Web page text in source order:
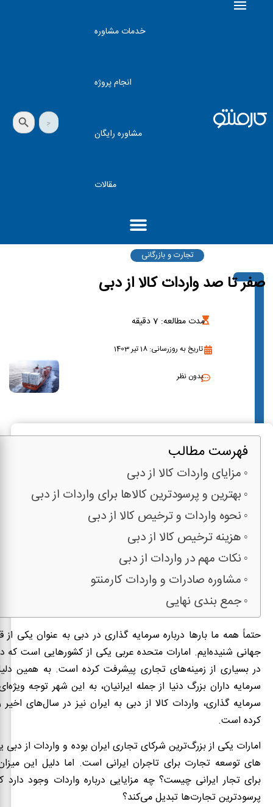
خدمات مشاوره
انجام پروژه
مشاوره رایگان
مقالات
جستجو
برای:
دکمه جستجو
تجارت و بازرگانی
صفر تا صد واردات کالا از دبی
مدت مطالعه: 7دقیقه
تاریخ به روزرسانی: 18 تیر 1403
بدون نظر
فهرست مطالب
مزایای واردات کالا از دبی
بهترین و پرسودترین کالاها برای واردات از دبی
نحوه واردات و ترخیص کالا از دبی
هزینه ترخیص کالا از دبی
نکات مهم در واردات از دبی
مشاوره صادرات و واردات کارمنتو
جمع بندی نهایی
حتماً همه ما بارها درباره سرمایه گذاری در دبی به عنوان یکی
جهانی شنیده‌ایم. امارات متحده عربی یکی از کشورهایی است که
در بسیاری از زمینه‌های تجاری پیشرفت کرده است. به همین
سرمایه داران بزرگ دنیا از جمله ایرانیان، به این شهر توجه
سرمایه گذاری، واردات کالا از دبی به ایران نیز در سال‌های اخیر
کرده است.
امارات یکی از بزرگ‌ترین شرکای تجاری ایران بوده و واردات از دبی
های توسعه تجارت برای تاجران ایرانی است. اما دلیل این
برای تجار ایرانی چیست؟ چه مزایایی درباره واردات وجود
پرسودترین تجارت‌ها تبدیل می‌کند؟